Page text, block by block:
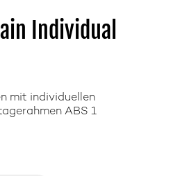
Individual
mit individuellen
ABS 1